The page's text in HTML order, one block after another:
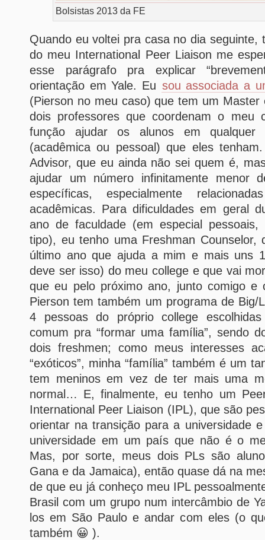
Bolsistas 2013 da FE
Quando eu voltei pra casa no dia seguinte,
do meu International Peer Liaison me
esse parágrafo pra explicar
orientação em Yale. Eu sou associada a
(Pierson no meu caso) que tem um Master
dois professores que coordenam o meu
função ajudar os alunos em qualquer
(acadêmica ou pessoal) que eles
Advisor, que eu ainda não sei quem é,
ajudar um número infinitamente menor
específicas, especialmente
acadêmicas. Para dificuldades em geral
ano de faculdade (em especial
tipo), eu tenho uma Freshman Counselor,
último ano que ajuda a mim e mais uns
deve ser isso) do meu college e que vai
que eu pelo próximo ano, junto comigo e
Pierson tem também um programa de Big/
4 pessoas do próprio college
comum pra “formar uma família”, sendo
dois freshmen; como meus interesses
“exóticos”, minha “família” também é um
tem meninos em vez de ter mais uma
normal… E, finalmente, eu tenho um
International Peer Liaison (IPL), que são
orientar na transição para a universidade
universidade em um país que não é o
Mas, por sorte, meus dois PLs são
Gana e da Jamaica), então quase dá na
de que eu já conheço meu IPL
Brasil com um grupo num intercâmbio de
los em São Paulo e andar com eles (o
também 😀 ).